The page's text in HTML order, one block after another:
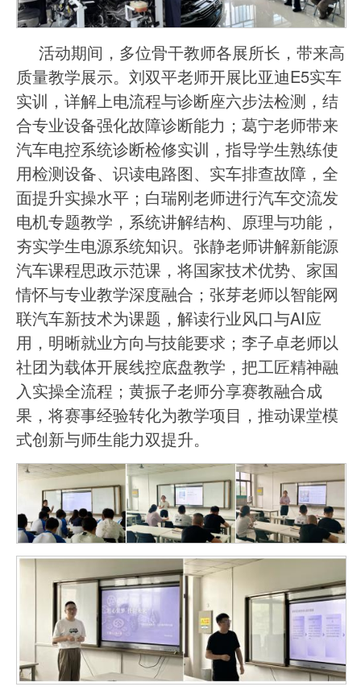
活动期间，多位骨干教师各展所长，带来高
质量教学展示。刘双平老师开展比亚迪E5实车
实训，详解上电流程与诊断座六步法检测，结
合专业设备强化故障诊断能力；葛宁老师带来
汽车电控系统诊断检修实训，指导学生熟练使
用检测设备、识读电路图、实车排查故障，全
面提升实操水平；白瑞刚老师进行汽车交流发
电机专题教学，系统讲解结构、原理与功能，
夯实学生电源系统知识。张静老师讲解新能源
汽车课程思政示范课，将国家技术优势、家国
情怀与专业教学深度融合；张芽老师以智能网
联汽车新技术为课题，解读行业风口与AI应
用，明晰就业方向与技能要求；李子卓老师以
社团为载体开展线控底盘教学，把工匠精神融
入实操全流程；黄振子老师分享赛教融合成
果，将赛事经验转化为教学项目，推动课堂模
式创新与师生能力双提升。